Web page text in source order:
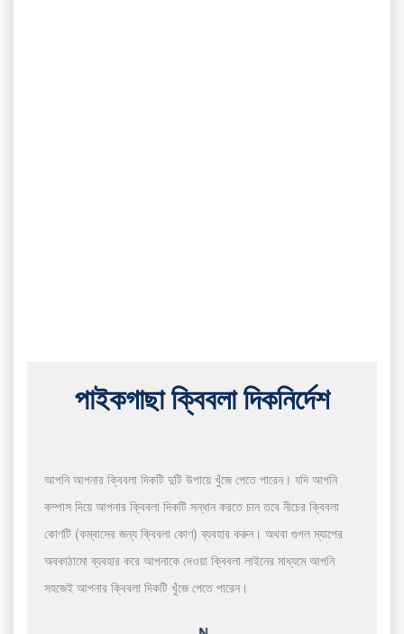
পাইকগাছা ক্বিবলা দিকনির্দেশ
আপনি আপনার ক্বিবলা দিকটি দুটি উপায়ে খুঁজে পেতে পারেন। যদি আপনি
কম্পাস দিয়ে আপনার ক্বিবলা দিকটি সন্ধান করতে চান তবে নীচের ক্বিবলা
কোণটি (কম্বাসের জন্য ক্বিবলা কোণ) ব্যবহার করুন। অথবা গুগল ম্যাপের
অবকাঠামো ব্যবহার করে আপনাকে দেওয়া ক্বিবলা লাইনের মাধ্যমে আপনি
সহজেই আপনার ক্বিবলা দিকটি খুঁজে পেতে পারেন।